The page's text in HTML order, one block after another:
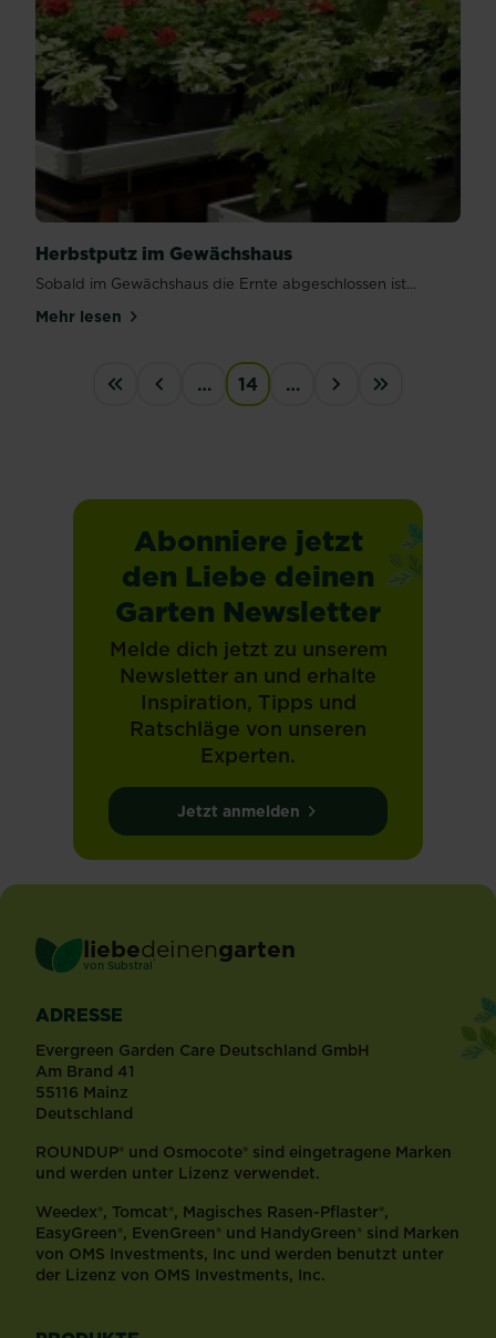
Herbstputz im Gewächshaus
Sobald im Gewächshaus die Ernte abgeschlossen ist...
Mehr lesenüber Herbstputz im Gewächshaus
PAGINATION … 14
…
Abonniere jetzt
den Liebe deinen
Garten Newsletter
Melde dich jetzt zu unserem
Newsletter an und erhalte
Inspiration, Tipps und
Ratschläge von unseren
Experten.
Jetzt anmelden
liebedeinengarten
von Substral ®
ADRESSE
Evergreen Garden Care Deutschland GmbH
Am Brand 41
55116 Mainz
Deutschland
ROUNDUP® und Osmocote® sind eingetragene Marken
und werden unter Lizenz verwendet.
Weedex®, Tomcat®, Magisches Rasen-Pflaster®,
EasyGreen®, EvenGreen® und HandyGreen® sind Marken
von OMS Investments, Inc und werden benutzt unter
der Lizenz von OMS Investments, Inc.